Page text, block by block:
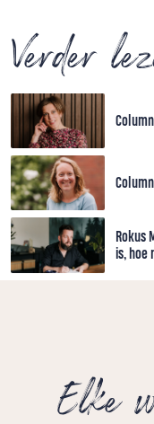
Verder
Rokus
is, hoe
Elke